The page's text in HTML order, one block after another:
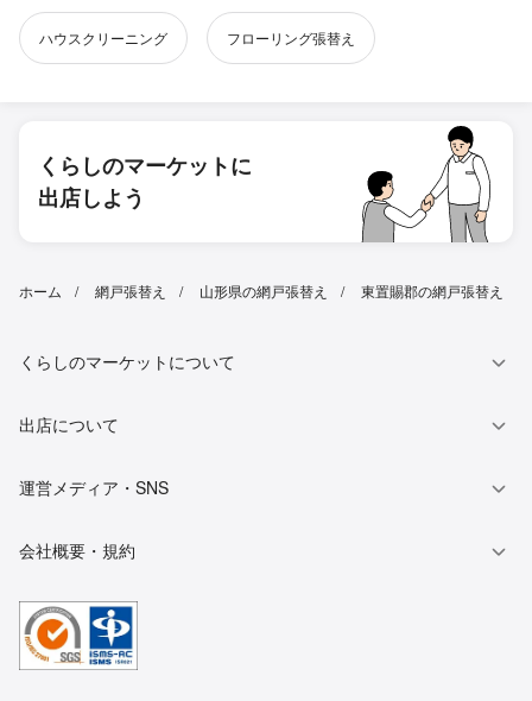
ハウスクリーニング フローリング張替え
くらしのマーケットに
出店しよう
ホーム 網戸張替え 山形県の網戸張替え 東置賜郡の網戸張替え
くらしのマーケットについて
出店について
運営メディア・SNS
会社概要・規約